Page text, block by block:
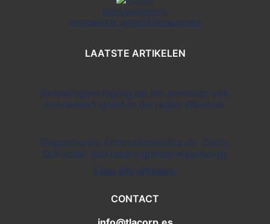
ES24/00000670
INFORMATIE VOOR LEVERANCIERS
LAATSTE ARTIKELEN
Belastingverlaging op de aankoop van
onroerend goed in de regio Valencia
Deposito de Arrendamientos de Corta
Duración (kortetermijnhuurwaarborg)
Lees alle artikelen
CONTACT